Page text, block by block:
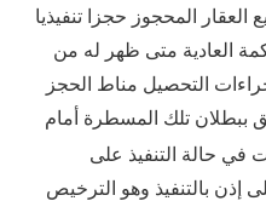
العقار المحجوز حجزا تنفيذيا
العادية متى ظهر له من
التحصيل مناط الحجز
ببطلان تلك المسطرة أمام
في حالة التنفيذ على
إذن بالتنفيذ وهو الترخيص